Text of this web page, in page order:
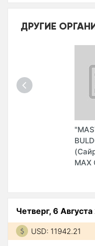
ДРУГИЕ
Четверг, 6
USD: 11942.21